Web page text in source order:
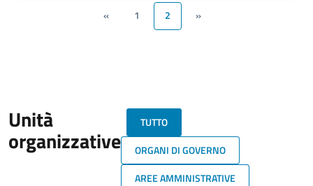
« 1 2 »
Unità
organizzative
TUTTO
ORGANI DI GOVERNO
AREE AMMINISTRATIVE